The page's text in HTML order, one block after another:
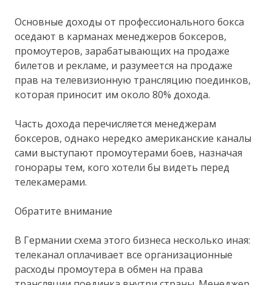
Основные доходы от профессионального бокса
оседают в карманах менеджеров боксеров,
промоутеров, зарабатывающих на продаже
билетов и рекламе, и разумеется на продаже
прав на телевизионную трансляцию поединков,
которая приносит им около 80% дохода.
Часть дохода перечисляется менеджерам
боксеров, однако нередко американские каналы
сами выступают промоутерами боев, назначая
гонорары тем, кого хотели бы видеть перед
телекамерами.
Обратите внимание
В Германии схема этого бизнеса несколько иная:
телеканал оплачивает все организационные
расходы промоутера в обмен на права